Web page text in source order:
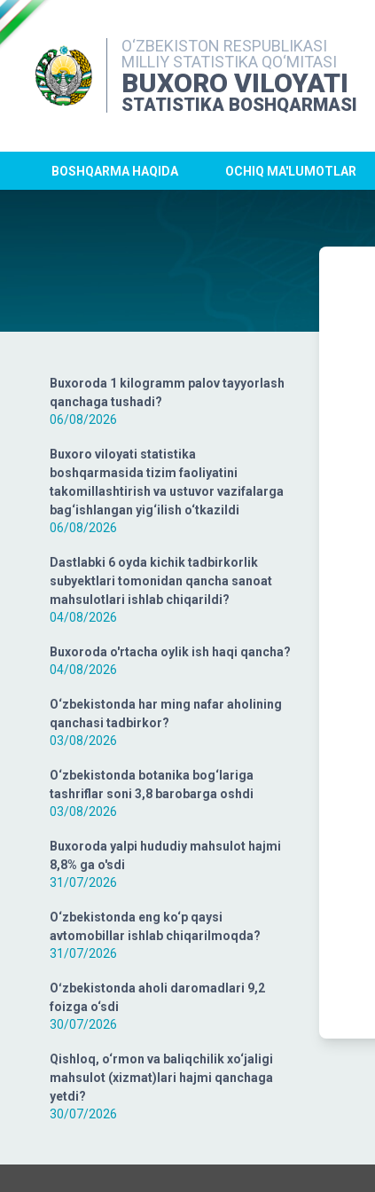
O‘ZBEKISTON RESPUBLIKASI
MILLIY STATISTIKA QO‘MITASI
BUXORO VILOYATI
STATISTIKA BOSHQARMASI
BOSHQARMA HAQIDA OCHIQ MA'LUMOTLAR
Buxoroda 1 kilogramm palov tayyorlash
qanchaga tushadi?
06/08/2026
Buxoro viloyati statistika
boshqarmasida tizim faoliyatini
takomillashtirish va ustuvor vazifalarga
bag‘ishlangan yig‘ilish o‘tkazildi
06/08/2026
Dastlabki 6 oyda kichik tadbirkorlik
subyektlari tomonidan qancha sanoat
mahsulotlari ishlab chiqarildi?
04/08/2026
Buxoroda o'rtacha oylik ish haqi qancha?
04/08/2026
O‘zbekistonda har ming nafar aholining
qanchasi tadbirkor?
03/08/2026
O‘zbekistonda botanika bog‘lariga
tashriflar soni 3,8 barobarga oshdi
03/08/2026
Buxoroda yalpi hududiy mahsulot hajmi
8,8% ga o'sdi
31/07/2026
O‘zbekistonda eng ko‘p qaysi
avtomobillar ishlab chiqarilmoqda?
31/07/2026
Oʻzbekistonda aholi daromadlari 9,2
foizga o‘sdi
30/07/2026
Qishloq, o‘rmon va baliqchilik xo‘jaligi
mahsulot (xizmat)lari hajmi qanchaga
yetdi?
30/07/2026